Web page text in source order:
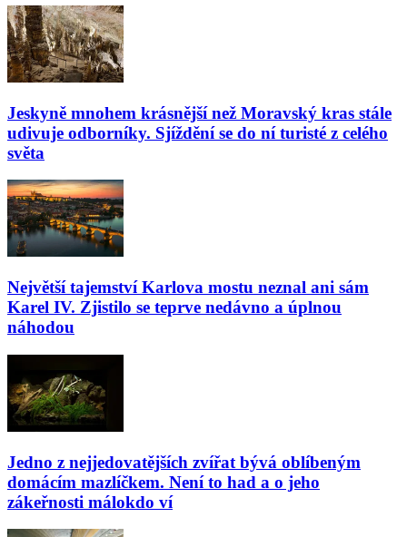
Jeskyně mnohem krásnější než Moravský kras stále
udivuje odborníky. Sjíždění se do ní turisté z celého
světa
Největší tajemství Karlova mostu neznal ani sám
Karel IV. Zjistilo se teprve nedávno a úplnou
náhodou
Jedno z nejjedovatějších zvířat bývá oblíbeným
domácím mazlíčkem. Není to had a o jeho
zákeřnosti málokdo ví